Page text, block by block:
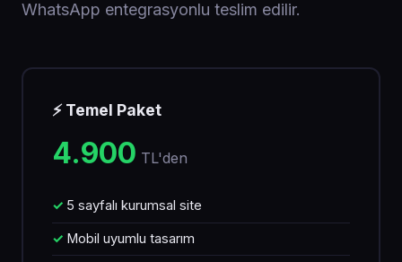
WhatsApp entegrasyonlu teslim edilir.
⚡ Temel Paket
4.900 TL'den
5 sayfalı kurumsal site
Mobil uyumlu tasarım